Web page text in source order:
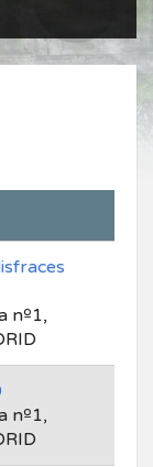
nº1,
nº1,